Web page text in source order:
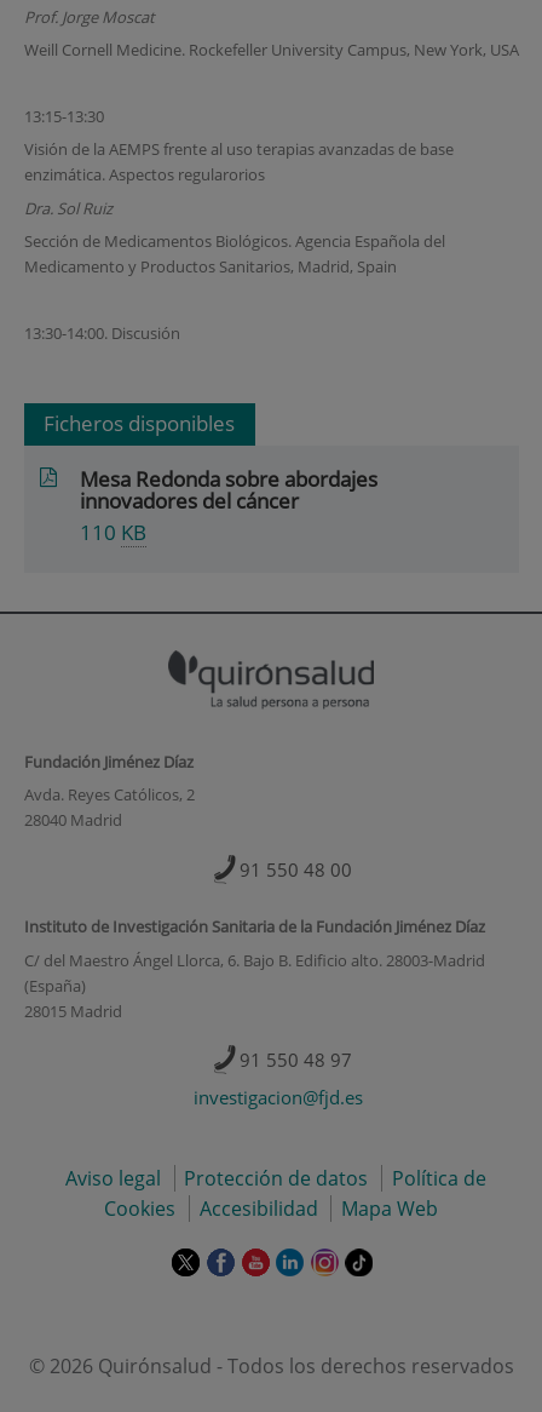
Prof. Jorge Moscat
Weill Cornell Medicine. Rockefeller University Campus, New York, USA
13:15-13:30
Visión de la AEMPS frente al uso terapias avanzadas de base
enzimática. Aspectos regularorios
Dra. Sol Ruiz
Sección de Medicamentos Biológicos. Agencia Española del
Medicamento y Productos Sanitarios, Madrid, Spain
13:30-14:00. Discusión
Ficheros disponibles
Mesa Redonda sobre abordajes
innovadores del cáncer
110 KB
Fundación Jiménez Díaz
Avda. Reyes Católicos, 2
28040 Madrid
91 550 48 00
Instituto de Investigación Sanitaria de la Fundación Jiménez Díaz
C/ del Maestro Ángel Llorca, 6. Bajo B. Edificio alto. 28003-Madrid
(España)
28015 Madrid
91 550 48 97
investigacion@fjd.es
Aviso legal Protección de datos
Política de
Cookies
Accesibilidad Mapa Web
Este
en
Este
en
Este
en
Este
en
Este
en
Enlace
externa.
© 2026 Quirónsalud - Todos los derechos reservados